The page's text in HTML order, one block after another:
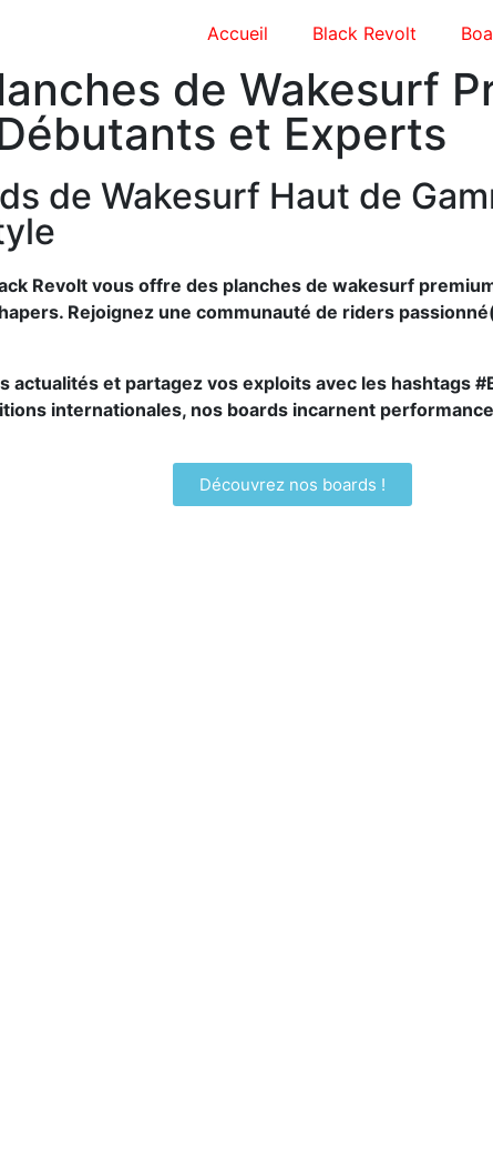
Accueil Black Revolt
de Wakesurf
et Experts
de Wakesurf Haut de
Revolt vous offre des planches de wakesurf
Rejoignez une communauté de riders
et partagez vos exploits avec les hashtags
internationales, nos boards incarnent
Découvrez nos boards !